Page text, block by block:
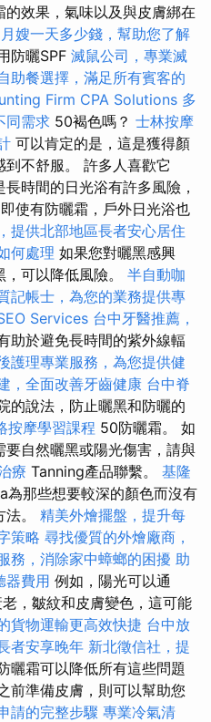
效果，氣味以及與皮膚綁在
月嫂一天多少錢，幫助您了解
防曬SPF 滅鼠公司，專業滅
助餐選擇，滿足所有賓客的
Firm CPA Solutions 多
同需求 50褐色嗎？ 士林按摩
可以肯定的是，這是獲得顏
不舒服。 許多人喜歡它
時間的日光浴有許多風險，
即使有防曬霜，戶外日光浴也
提供北部地區長者安心居住
何處理 如果您對曬黑感興
可以降低風險。 半自動咖
記帳士，為您的業務提供專
Services 台中牙醫推薦，
助於避免長時間的紫外線輻
護理專業服務，為您提供健
，全面改善牙齒健康 台中脊
的說法，防止曬黑和防曬的
按摩學習課程 50防曬霜。 如
自然曬黑或陽光傷害，請與
療 Tanning產品聯繫。 基隆
為那些想要較深的顏色而沒有
。 精美外燴擺盤，提升每
策略 尋找優質的外燴廠商，
務，消除家中蟑螂的困擾 助
器費用 例如，陽光可以通
，皺紋和皮膚變色，這可能
貨物運輸更高效快捷 台中放
者安享晚年 新北徵信社，提
曬霜可以降低所有這些問題
前準備皮膚，則可以幫助您
請的完整步驟 專業冷氣清